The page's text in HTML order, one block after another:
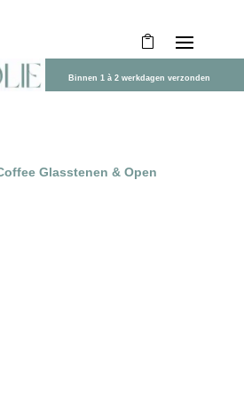
Binnen 1 à 2 werkdagen verzonden
Glasstenen & Open